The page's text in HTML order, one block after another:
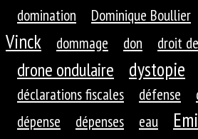
domination
Dominique Boullier
Vinck
dommage don droit
drone ondulaire dystopie
déclarations fiscales
défense
dépense
dépenses eau